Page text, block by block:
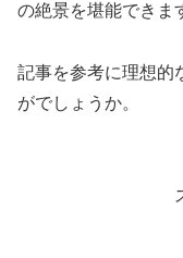
の絶景を堪能できま
記事を参考に理想的
がでしょうか。